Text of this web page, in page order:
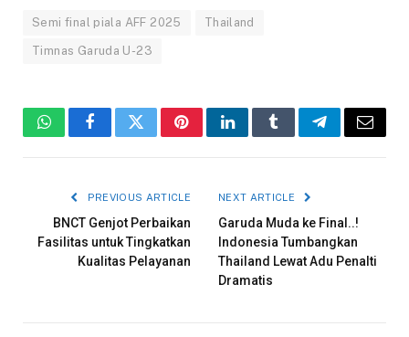
Semi final piala AFF 2025 Thailand
Timnas Garuda U-23
WhatsAppFacebookTwitterPinterestLinkedInTumblrTelegramEmail
PREVIOUS ARTICLE
BNCT Genjot Perbaikan
Fasilitas untuk Tingkatkan
Kualitas Pelayanan
NEXT ARTICLE
Garuda Muda ke Final..!
Indonesia Tumbangkan
Thailand Lewat Adu Penalti
Dramatis